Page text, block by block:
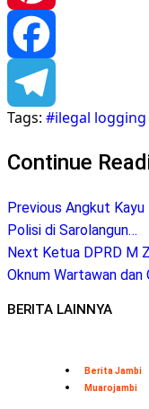
Pinterest
Facebook
Telegram
Tags: #ilegal logging
Continue
Previous Angkut Kayu
Polisi di Sarolangun…
Next Ketua DPRD M
Oknum Wartawan
BERITA LAINNYA
Berita Jambi
Muarojambi